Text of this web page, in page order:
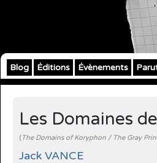
Blog Éditions Évènements
Les Domaines
( The Domains of Koryphon / The Gray
Jack VANCE